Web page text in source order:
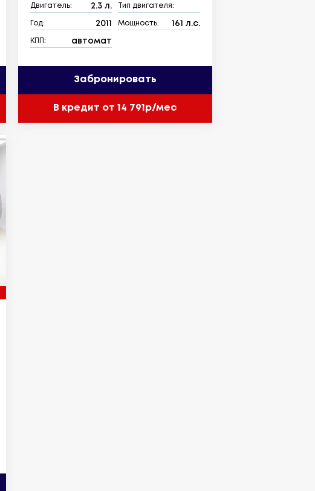
Двигатель: 2.3 л. Тип двигателя:
Год: 2011 Мощность: 161 л.с.
КПП: автомат
Забронировать
В кредит от 14 791р/мес